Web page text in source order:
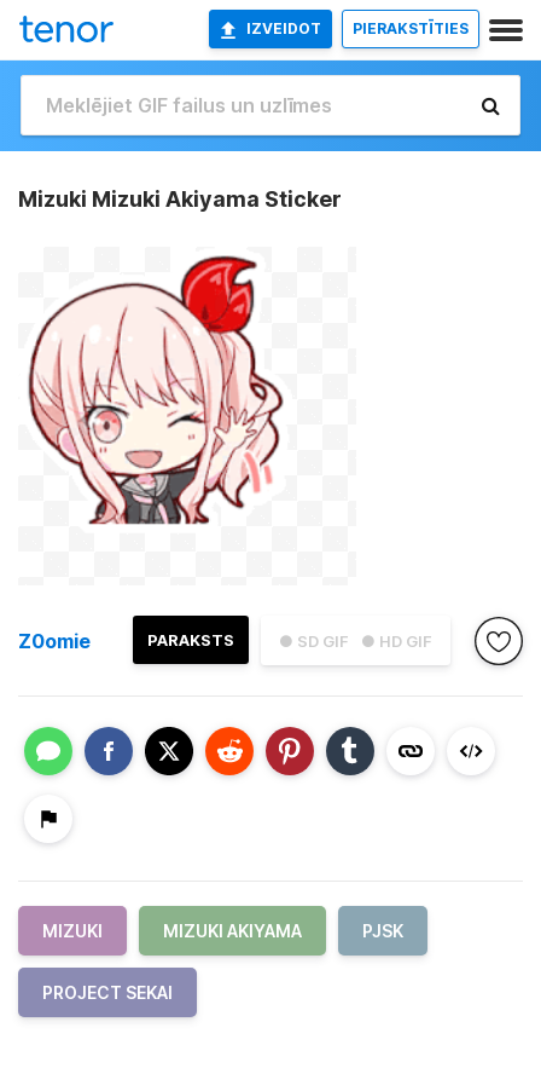
IZVEIDOT PIERAKSTĪTIES
Mizuki Mizuki Akiyama Sticker
● SD GIF ● HD GIF
PARAKSTS
Z0omie
MIZUKI MIZUKI AKIYAMA PJSK
PROJECT SEKAI